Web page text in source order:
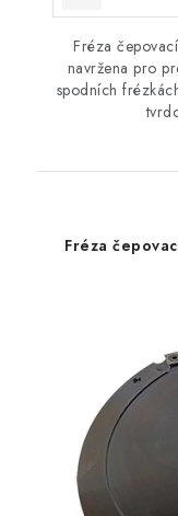
Fréza
navržena pro
spodních
Fréza